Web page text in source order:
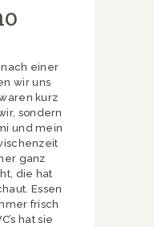
nach einer
wir uns
kurz
sondern
und mein
ganz
die hat
Essen
frisch
hat sie